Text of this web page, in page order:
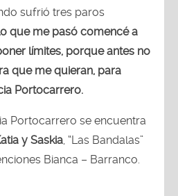
sufrió tres paros
que me pasó comencé a
límites, porque antes no
que me quieran, para
Portocarrero.
Portocarrero se encuentra
y Saskia, “Las Bandalas”
Bianca – Barranco.